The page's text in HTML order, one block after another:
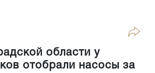
области у
отобрали насосы за